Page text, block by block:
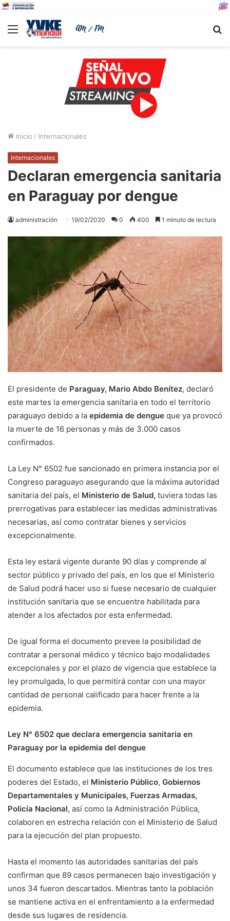
Menu
Inicio / Internacionales
Internacionales
Declaran emergencia sanitaria
en Paraguay por dengue
administración 19/02/2020 0 400 1 minuto de lectura
El presidente de Paraguay, Mario Abdo Benítez, declaró
este martes la emergencia sanitaria en todo el territorio
paraguayo debido a la epidemia de dengue que ya provocó
la muerte de 16 personas y más de 3.000 casos
confirmados.
La Ley N° 6502 fue sancionado en primera instancia por el
Congreso paraguayo asegurando que la máxima autoridad
sanitaria del país, el Ministerio de Salud, tuviera todas las
prerrogativas para establecer las medidas administrativas
necesarias, así como contratar bienes y servicios
excepcionalmente.
Esta ley estará vigente durante 90 días y comprende al
sector público y privado del país, en los que el Ministerio
de Salud podrá hacer uso si fuese necesario de cualquier
institución sanitaria que se encuentre habilitada para
atender a los afectados por esta enfermedad.
De igual forma el documento prevee la posibilidad de
contratar a personal médico y técnico bajo modalidades
excepcionales y por el plazo de vigencia que establece la
ley promulgada, lo que permitirá contar con una mayor
cantidad de personal calificado para hacer frente a la
epidemia.
Ley N° 6502 que declara emergencia sanitaria en
Paraguay por la epidemia del dengue
El documento establece que las instituciones de los tres
poderes del Estado, el Ministerio Público, Gobiernos
Departamentales y Municipales, Fuerzas Armadas,
Policía Nacional, así como la Administración Pública,
colaboren en estrecha relación con el Ministerio de Salud
para la ejecución del plan propuesto.
Hasta el momento las autoridades sanitarias del país
confirman que 89 casos permanecen bajo investigación y
unos 34 fueron descartados. Mientras tanto la población
se mantiene activa en el enfrentamiento a la enfermedad
desde sus lugares de residencia.